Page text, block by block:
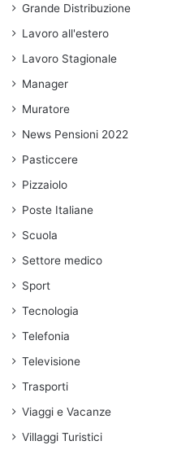
Grande Distribuzione
Lavoro all'estero
Lavoro Stagionale
Manager
Muratore
News Pensioni 2022
Pasticcere
Pizzaiolo
Poste Italiane
Scuola
Settore medico
Sport
Tecnologia
Telefonia
Televisione
Trasporti
Viaggi e Vacanze
Villaggi Turistici